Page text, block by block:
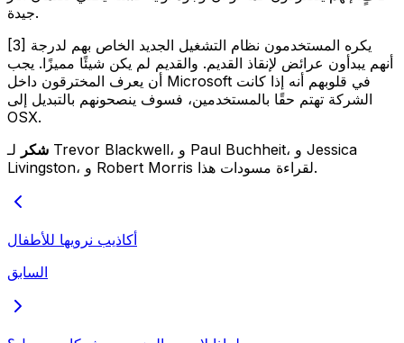
جيدة.
[3] يكره المستخدمون نظام التشغيل الجديد الخاص بهم لدرجة
أنهم يبدأون عرائض لإنقاذ القديم. والقديم لم يكن شيئًا مميزًا. يجب
أن يعرف المخترقون داخل Microsoft في قلوبهم أنه إذا كانت
الشركة تهتم حقًا بالمستخدمين، فسوف ينصحونهم بالتبديل إلى
OSX.
شكر لـ Trevor Blackwell، و Paul Buchheit، و Jessica
Livingston، و Robert Morris لقراءة مسودات هذا.
أكاذيب نرويها للأطفال
السابق